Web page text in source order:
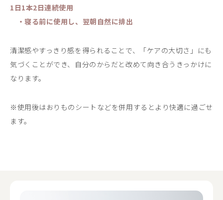
1日1本2日連続使用
・寝る前に使用し、翌朝自然に排出
清潔感やすっきり感を得られることで、「ケアの大切さ」にも
気づくことができ、自分のからだと改めて向き合うきっかけに
なります。
※使用後はおりものシートなどを併用するとより快適に過ごせ
ます。